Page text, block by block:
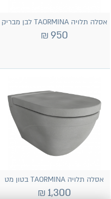
אסלה תלויה TAORMINA לבן מבריק
950
₪
אסלה תלויה TAORMINA בטון מט
1,300
₪